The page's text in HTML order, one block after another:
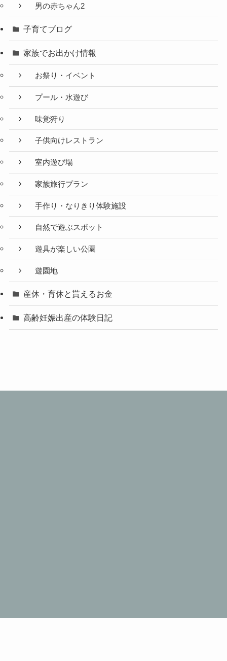
男の赤ちゃん2
子育てブログ
家族でお出かけ情報
お祭り・イベント
プール・水遊び
味覚狩り
子供向けレストラン
室内遊び場
家族旅行プラン
手作り・なりきり体験施設
自然で遊ぶスポット
遊具が楽しい公園
遊園地
産休・育休と貰えるお金
高齢妊娠出産の体験日記